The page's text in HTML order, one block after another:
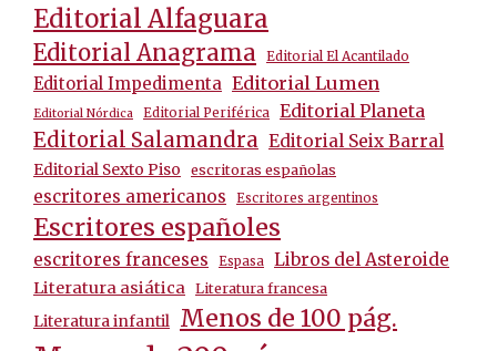
Editorial Alfaguara
Editorial Anagrama Editorial El Acantilado
Editorial Impedimenta Editorial Lumen
Editorial Nórdica Editorial Periférica Editorial Planeta
Editorial Salamandra Editorial Seix Barral
Editorial Sexto Piso escritoras españolas
escritores americanos Escritores argentinos
Escritores españoles
escritores franceses Espasa Libros del Asteroide
Literatura asiática Literatura francesa
Literatura infantil Menos de 100 pág.